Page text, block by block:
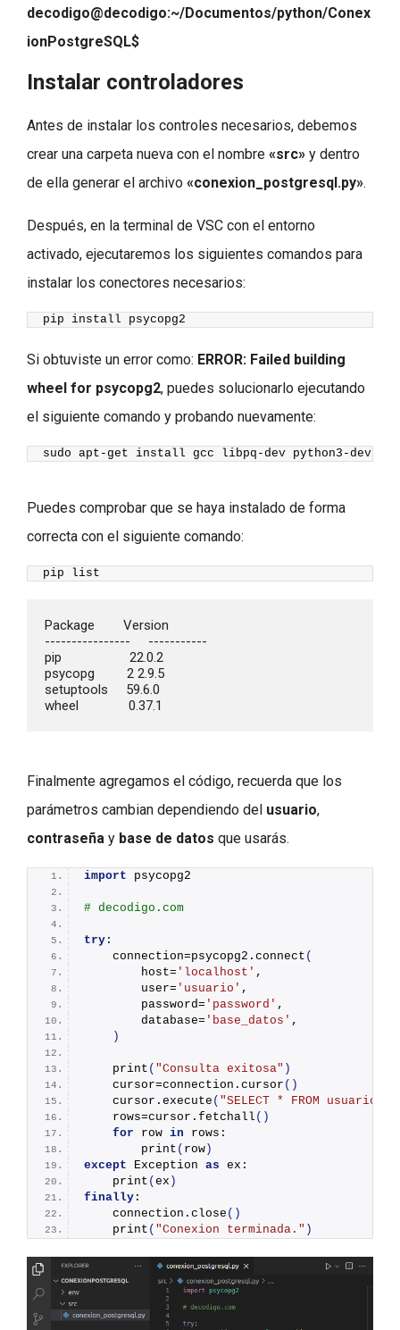
decodigo@decodigo:~/Documentos/python/Conex
ionPostgreSQL$
Instalar controladores
Antes de instalar los controles necesarios, debemos
crear una carpeta nueva con el nombre «src» y dentro
de ella generar el archivo «conexion_postgresql.py».
Después, en la terminal de VSC con el entorno
activado, ejecutaremos los siguientes comandos para
instalar los conectores necesarios:
pip install psycopg2
Si obtuviste un error como: ERROR: Failed building
wheel for psycopg2, puedes solucionarlo ejecutando
el siguiente comando y probando nuevamente:
sudo apt-get install gcc libpq-dev python3-dev
Puedes comprobar que se haya instalado de forma
correcta con el siguiente comando:
pip list
Package        Version
----------------     -----------
pip                   22.0.2
psycopg         2 2.9.5
setuptools     59.6.0
wheel              0.37.1
Finalmente agregamos el código, recuerda que los
parámetros cambian dependiendo del usuario,
contraseña y base de datos que usarás.
import psycopg2
# decodigo.com
try :
    connection=psycopg2.
connect (
        host=
'localhost' ,
        user=
'usuario' ,
        password=
'password' ,
        database=
'base_datos' ,
)
print ( "Consulta exitosa" )
    cursor=connection.
cursor ()
    cursor.
execute ( "SELECT * FROM usuarios"
    rows=cursor.
fetchall ()
for row in rows:
print ( row )
except Exception as ex:
print ( ex )
finally :
    connection.
close ()
print ( "Conexion terminada." )